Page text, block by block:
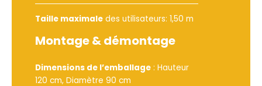
Taille maximale des utilisateurs: 1,50 m
Montage & démontage
Dimensions de l’emballage : Hauteur
120 cm, Diamètre 90 cm